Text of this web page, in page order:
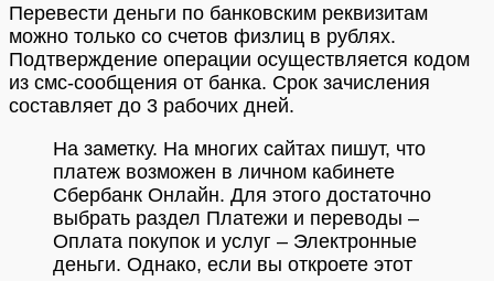
Перевести деньги по банковским реквизитам
можно только со счетов физлиц в рублях.
Подтверждение операции осуществляется кодом
из смс-сообщения от банка. Срок зачисления
составляет до 3 рабочих дней.
На заметку. На многих сайтах пишут, что
платеж возможен в личном кабинете
Сбербанк Онлайн. Для этого достаточно
выбрать раздел Платежи и переводы –
Оплата покупок и услуг – Электронные
деньги. Однако, если вы откроете этот